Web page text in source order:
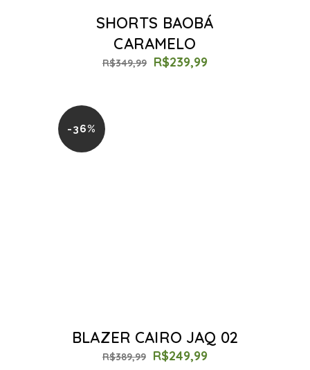
SHORTS BAOBÁ
CARAMELO
R$349,99 R$239,99
-36%
BLAZER CAIRO JAQ 02
R$389,99 R$249,99